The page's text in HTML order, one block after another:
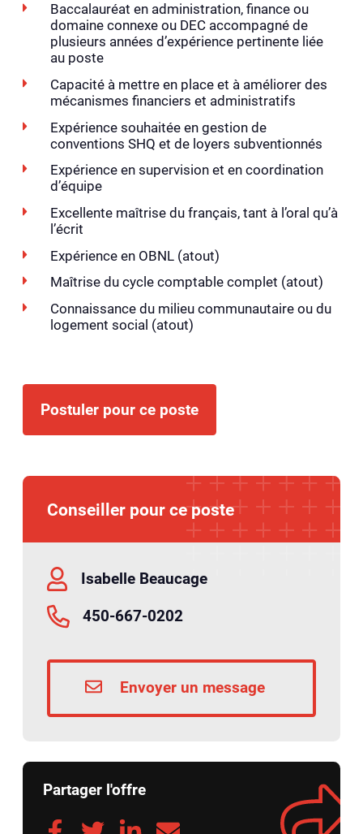
Baccalauréat en administration, finance ou
domaine connexe ou DEC accompagné de
plusieurs années d’expérience pertinente liée
au poste
Capacité à mettre en place et à améliorer des
mécanismes financiers et administratifs
Expérience souhaitée en gestion de
conventions SHQ et de loyers subventionnés
Expérience en supervision et en coordination
d’équipe
Excellente maîtrise du français, tant à l’oral qu’à
l’écrit
Expérience en OBNL (atout)
Maîtrise du cycle comptable complet (atout)
Connaissance du milieu communautaire ou du
logement social (atout)
Postuler pour ce poste
Conseiller pour ce poste
Isabelle Beaucage
450-667-0202
Envoyer un message
Partager l'offre